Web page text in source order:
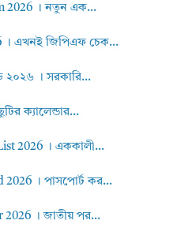
2026 । নতুন এক...
। এখনই জিপিএফ চেক...
২০২৬ । সরকারি...
ক্যালেন্ডার...
2026 । এককালী...
। পাসপোর্ট কর...
। জাতীয় পর...